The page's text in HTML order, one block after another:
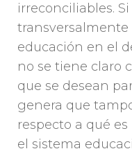
irreconciliables.
transversalmente
educación en el
no se tiene claro
que se desean
genera que
respecto a qué
el sistema